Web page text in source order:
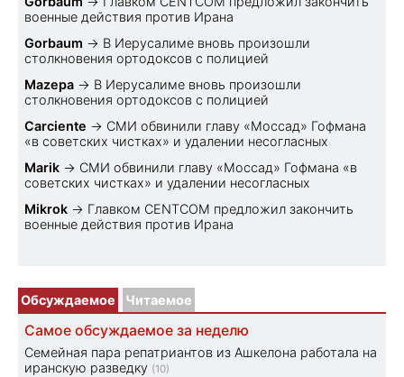
военные действия против Ирана
Gorbaum → В Иерусалиме вновь произошли
столкновения ортодоксов с полицией
Mazepa → В Иерусалиме вновь произошли
столкновения ортодоксов с полицией
Carciente → СМИ обвинили главу «Моссад» Гофмана
«в советских чистках» и удалении несогласных
Marik → СМИ обвинили главу «Моссад» Гофмана «в
советских чистках» и удалении несогласных
Mikrok → Главком CENTCOM предложил закончить
военные действия против Ирана
Обсуждаемое Читаемое
Самое обсуждаемое за неделю
Семейная пара репатриантов из Ашкелона работала на
иранскую разведку (10)